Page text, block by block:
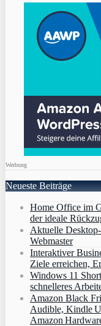
Werbung
Neueste Beiträge
Home Office im
der ideale
Aktuelle
Webmaster
Interaktiver
Ziele erreichen,
Windows 11
schnelleres
Amazon Black
Audible, Kindle
Amazon